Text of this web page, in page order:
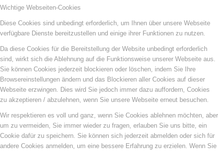
Wichtige Webseiten-Cookies
Diese Cookies sind unbedingt erforderlich, um Ihnen über unsere Webseite
verfügbare Dienste bereitzustellen und einige ihrer Funktionen zu nutzen.
Da diese Cookies für die Bereitstellung der Website unbedingt erforderlich
sind, wirkt sich die Ablehnung auf die Funktionsweise unserer Webseite aus.
Sie können Cookies jederzeit blockieren oder löschen, indem Sie Ihre
Browsereinstellungen ändern und das Blockieren aller Cookies auf dieser
Webseite erzwingen. Dies wird Sie jedoch immer dazu auffordern, Cookies
zu akzeptieren / abzulehnen, wenn Sie unsere Webseite erneut besuchen.
Wir respektieren es voll und ganz, wenn Sie Cookies ablehnen möchten, aber
um zu vermeiden, Sie immer wieder zu fragen, erlauben Sie uns bitte, ein
Cookie dafür zu speichern. Sie können sich jederzeit abmelden oder sich für
andere Cookies anmelden, um eine bessere Erfahrung zu erzielen. Wenn Sie